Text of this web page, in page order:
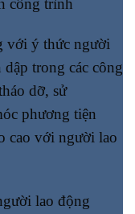
với ý thức người
trong các công
dỡ, sử
phương tiện
cao với người lao
lao động